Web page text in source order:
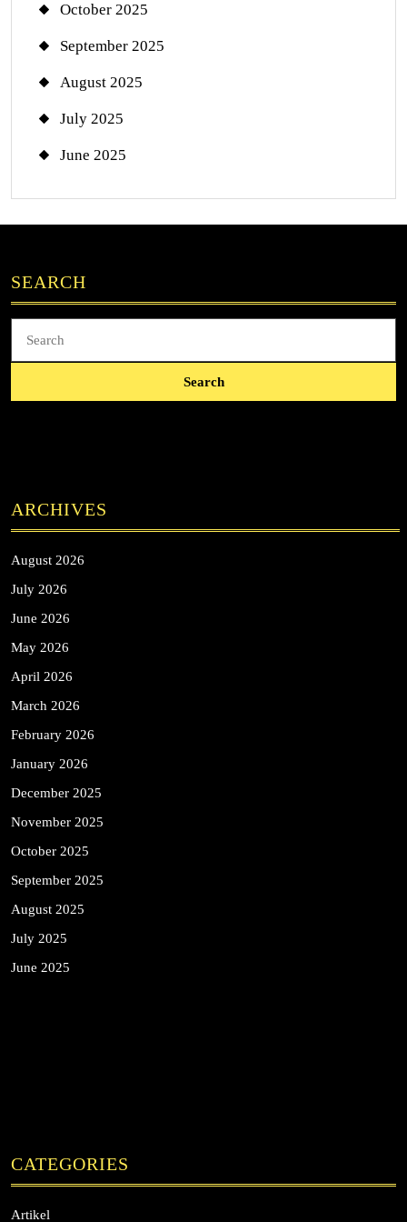
October 2025
September 2025
August 2025
July 2025
June 2025
SEARCH
for:
ARCHIVES
August 2026
July 2026
June 2026
May 2026
April 2026
March 2026
February 2026
January 2026
December 2025
November 2025
October 2025
September 2025
August 2025
July 2025
June 2025
CATEGORIES
Artikel